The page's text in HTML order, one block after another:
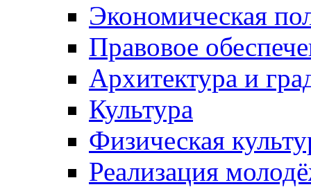
Экономическая
Правовое
Архитектура и
Культура
Физическая
Реализация